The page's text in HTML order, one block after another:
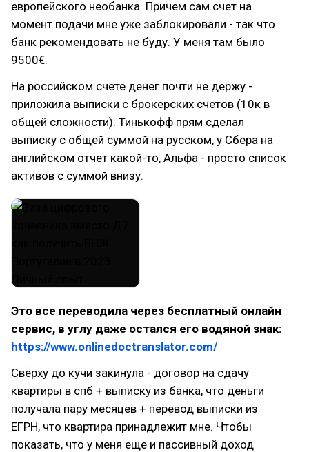
европейского необанка. Причем сам счет на
момент подачи мне уже заблокировали - так что
банк рекомендовать не буду. У меня там было
9500€.
На российском счете денег почти не держу -
приложила выписки с брокерских счетов (10к в
общей сложности). Тинькофф прям сделал
выписку с общей суммой на русском, у Сбера на
английском отчет какой-то, Альфа - просто список
активов с суммой внизу.
Это все переводила через бесплатный онлайн
сервис, в углу даже остался его водяной знак:
https://www.onlinedoctranslator.com/
Сверху до кучи закинула - договор на сдачу
квартиры в спб + выписку из банка, что деньги
получала пару месяцев + перевод выписки из
ЕГРН, что квартира принадлежит мне. Чтобы
показать, что у меня еще и пассивный доход